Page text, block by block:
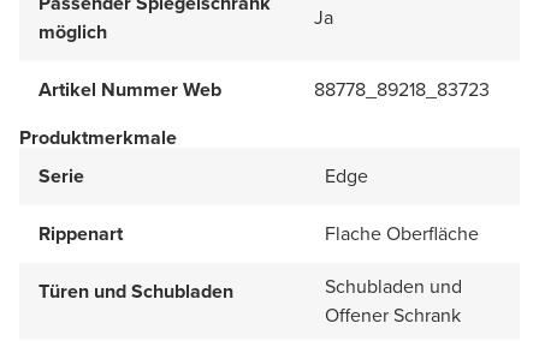
möglich
Ja
Artikel Nummer Web
88778_89218_83723
Produktmerkmale
Serie
Edge
Rippenart Flache Oberfläche
Türen und Schubladen
Schubladen und
Offener Schrank